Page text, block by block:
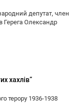
депутат, член
Герега Олександр
хахлів”
терору 1936-1938